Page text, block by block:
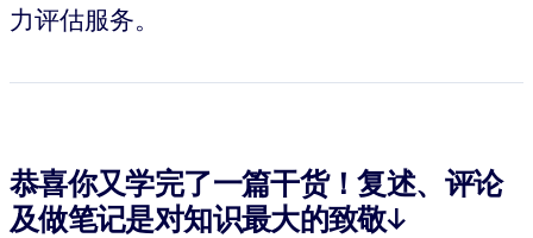
力评估服务。
恭喜你又学完了一篇干货！复述、评论
及做笔记是对知识最大的致敬↓